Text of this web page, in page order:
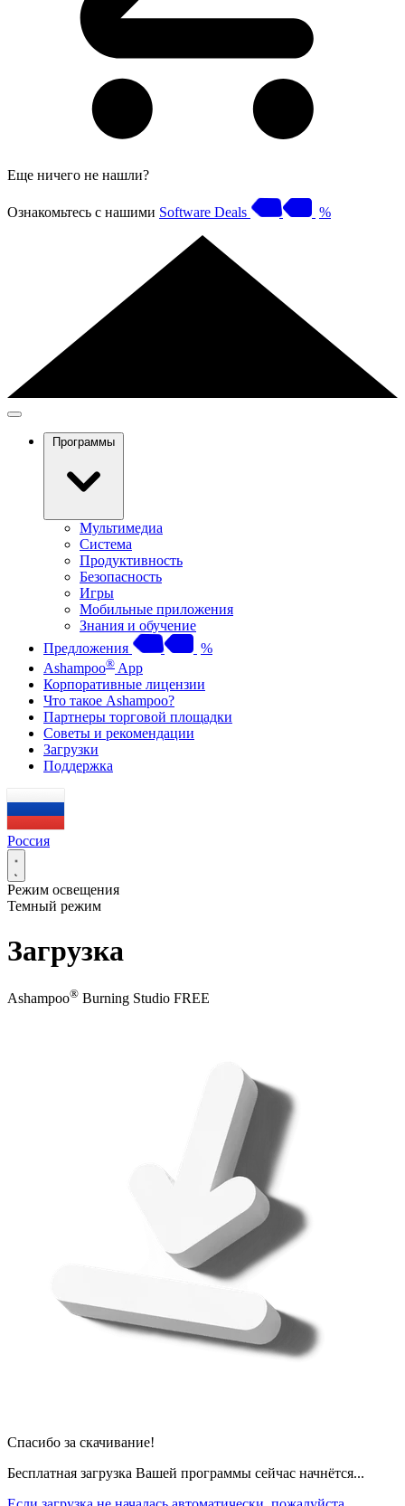
Еще ничего не нашли?
Ознакомьтесь с нашими Software Deals %
Программы
Мультимедиа
Система
Продуктивность
Безопасность
Игры
Мобильные приложения
Знания и обучение
Предложения
%
Ashampoo® App
Корпоративные лицензии
Что такое Ashampoo?
Партнеры торговой площадки
Советы и рекомендации
Загрузки
Поддержка
Россия
Режим освещения
Темный режим
Загрузка
Ashampoo® Burning Studio FREE
Спасибо за скачивание!
Бесплатная загрузка Вашей программы сейчас начнётся...